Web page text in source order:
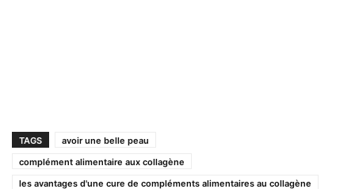
TAGS
avoir une belle peau
complément alimentaire aux collagène
les avantages d'une cure de compléments alimentaires au collagène